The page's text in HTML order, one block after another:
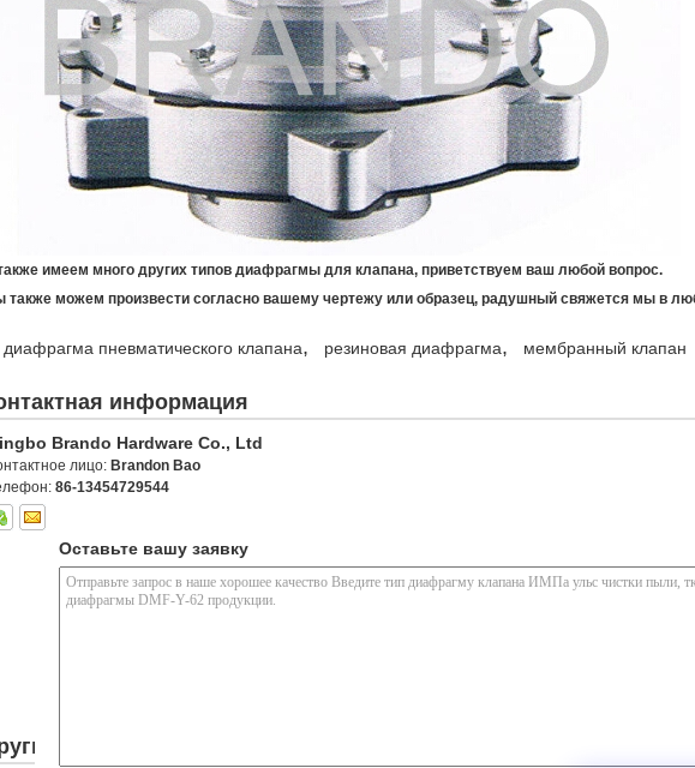
имеем много других типов диафрагмы для клапана, приветствуем ваш любой вопрос.
также можем произвести согласно вашему чертежу или образец, радушный свяжется мы в
диафрагма пневматического клапана, резиновая диафрагма, мембранный клапан
информация
Brando Hardware Co., Ltd
лицо: Brandon Bao
86-13454729544
Оставьте вашу заявку